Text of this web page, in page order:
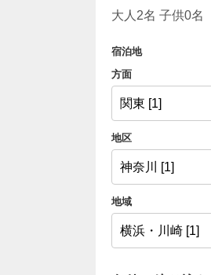
宿泊地
方面
地区
地域